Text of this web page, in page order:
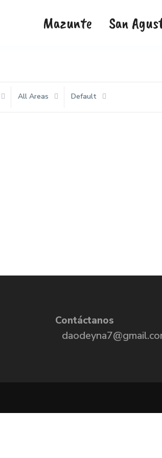
Mazunte San
All Areas Default
Contáctanos